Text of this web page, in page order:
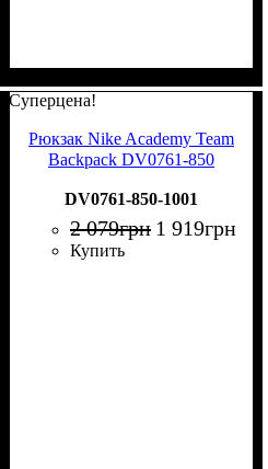
Суперцена!
Рюкзак Nike Academy Team
Backpack DV0761-850
DV0761-850-1001
2 079грн 1 919грн
Купить